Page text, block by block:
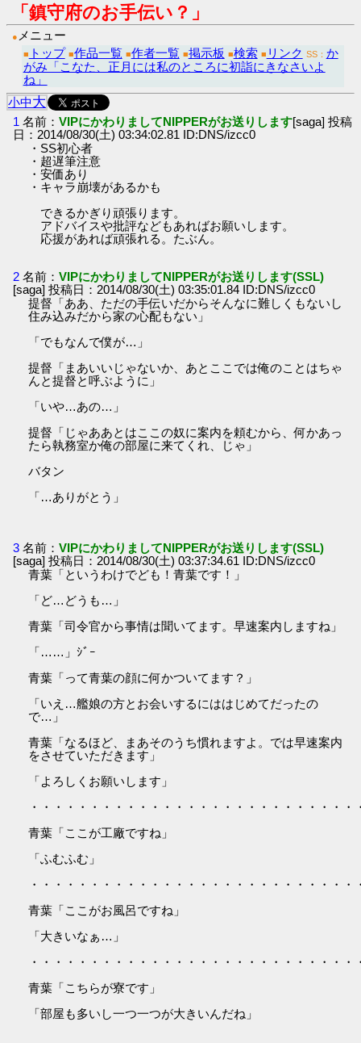
「鎮守府のお手伝い？」
● メニュー
■ トップ ■作品一覧 ■作者一覧 ■掲示板 ■検索 ■ リンク SS： か
がみ「こなた、正月には私のところに初詣にきなさいよ
ね」
小中大
1 名前：VIPにかわりましてNIPPERがお送りします[saga] 投稿
日：2014/08/30(土) 03:34:02.81 ID:DNS/izcc0
・SS初心者
・超遅筆注意
・安価あり
・キャラ崩壊があるかも
できるかぎり頑張ります。
アドバイスや批評などもあればお願いします。
応援があれば頑張れる。たぶん。
2 名前：VIPにかわりましてNIPPERがお送りします(SSL)
[saga] 投稿日：2014/08/30(土) 03:35:01.84 ID:DNS/izcc0
提督「ああ、ただの手伝いだからそんなに難しくもないし
住み込みだから家の心配もない」
「でもなんで僕が…」
提督「まあいいじゃないか、あとここでは俺のことはちゃ
んと提督と呼ぶように」
「いや…あの…」
提督「じゃああとはここの奴に案内を頼むから、何かあっ
たら執務室か俺の部屋に来てくれ、じゃ」
バタン
「…ありがとう」
3 名前：VIPにかわりましてNIPPERがお送りします(SSL)
[saga] 投稿日：2014/08/30(土) 03:37:34.61 ID:DNS/izcc0
青葉「というわけでども！青葉です！」
「ど…どうも…」
青葉「司令官から事情は聞いてます。早速案内しますね」
「……」ｼﾞｰ
青葉「って青葉の顔に何かついてます？」
「いえ…艦娘の方とお会いするにははじめてだったの
で…」
青葉「なるほど、まあそのうち慣れますよ。では早速案内
をさせていただきます」
「よろしくお願いします」
・・・・・・・・・・・・・・・・・・・・・・・・・・
青葉「ここが工廠ですね」
「ふむふむ」
・・・・・・・・・・・・・・・・・・・・・・・・・・
青葉「ここがお風呂ですね」
「大きいなぁ…」
・・・・・・・・・・・・・・・・・・・・・・・・・・
青葉「こちらが寮です」
「部屋も多いし一つ一つが大きいんだね」